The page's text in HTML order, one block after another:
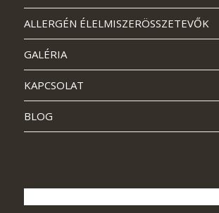
ALLERGÉN ÉLELMISZERÖSSZETEVŐK
GALÉRIA
KAPCSOLAT
BLOG